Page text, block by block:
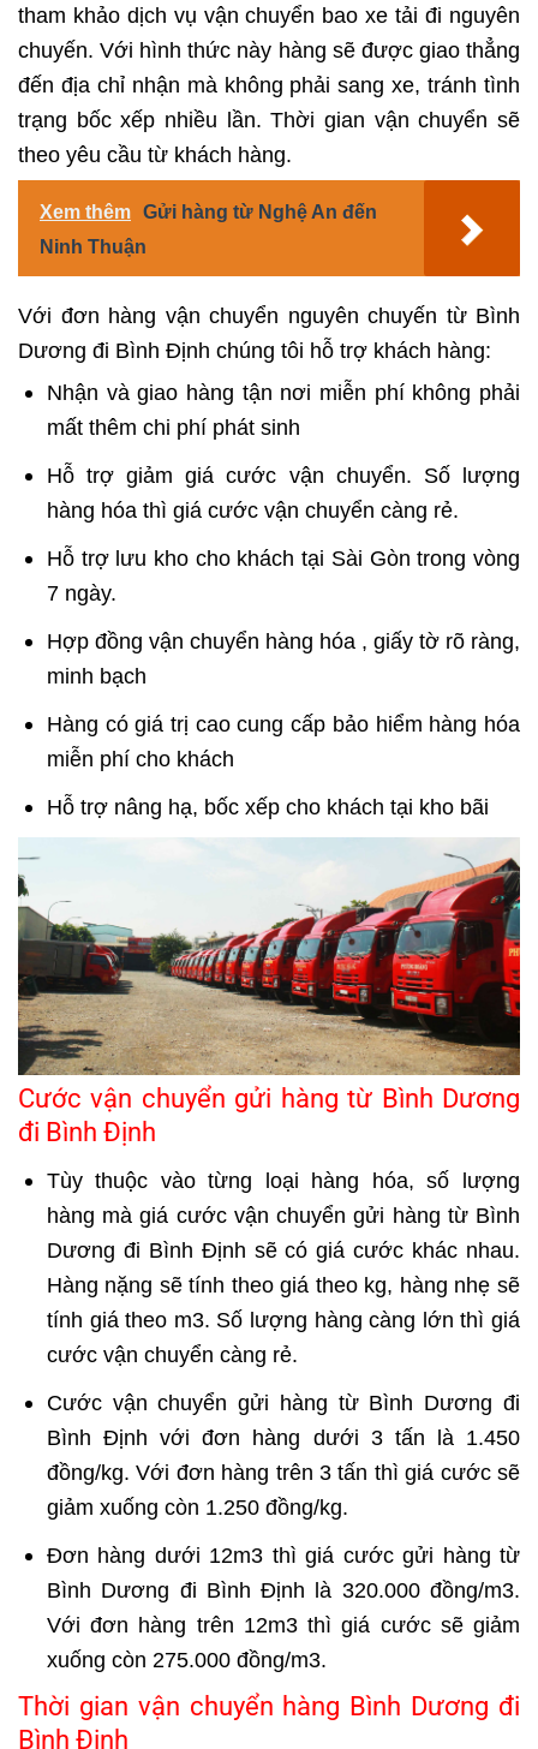
tham khảo dịch vụ vận chuyển bao xe tải đi nguyên
chuyến. Với hình thức này hàng sẽ được giao thẳng
đến địa chỉ nhận mà không phải sang xe, tránh tình
trạng bốc xếp nhiều lần. Thời gian vận chuyển sẽ
theo yêu cầu từ khách hàng.
Xem thêm Gửi hàng từ Nghệ An đến
Ninh Thuận
Với đơn hàng vận chuyển nguyên chuyến từ Bình
Dương đi Bình Định chúng tôi hỗ trợ khách hàng:
Nhận và giao hàng tận nơi miễn phí không phải
mất thêm chi phí phát sinh
Hỗ trợ giảmgiá cước vận chuyển. Số lượng
hàng hóa thì giá cước vận chuyển càng rẻ.
Hỗ trợ lưu kho cho khách tại Sài Gòn trong vòng
7 ngày.
Hợp đồng vận chuyển hàng hóa, giấy tờ rõ ràng,
minh bạch
Hàng có giá trị cao cung cấp bảo hiểm hàng hóa
miễn phí cho khách
Hỗ trợ nâng hạ, bốc xếp cho khách tại kho bãi
Cước vận chuyển gửi hàng từ Bình Dương
đi Bình Định
Tùy thuộc vào từng loại hàng hóa, số lượng
hàng mà giá cước vận chuyển gửi hàng từ Bình
Dương đi Bình Định sẽ có giá cước khác nhau.
Hàng nặng sẽ tính theo giá theo kg, hàng nhẹ sẽ
tính giá theo m3. Số lượng hàng càng lớn thì giá
cước vận chuyển càng rẻ.
Cước vận chuyển gửi hàng từ Bình Dương đi
Bình Định với đơn hàng dưới 3 tấn là 1.450
đồng/kg. Với đơn hàng trên 3 tấn thì giá cước sẽ
giảm xuống còn 1.250 đồng/kg.
Đơn hàng dưới 12m3 thì giá cước gửi hàng từ
Bình Dương đi Bình Định là 320.000 đồng/m3.
Với đơn hàng trên 12m3 thì giá cước sẽ giảm
xuống còn 275.000 đồng/m3.
Thời gian vận chuyển hàng Bình Dương đi
Bình Định